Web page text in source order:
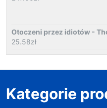
Otoczeni przez idiotów -
25.58zł
Kategorie